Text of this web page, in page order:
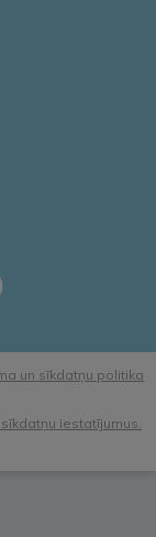
un sīkdatņu politika
iestatījumus.